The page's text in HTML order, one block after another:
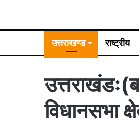
उत्तराखण्ड राष्ट्रीय
विधानसभा